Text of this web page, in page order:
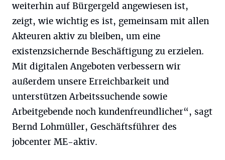
weiterhin auf Bürgergeld angewiesen ist,
zeigt, wie wichtig es ist, gemeinsam mit allen
Akteuren aktiv zu bleiben, um eine
existenzsichernde Beschäftigung zu erzielen.
Mit digitalen Angeboten verbessern wir
außerdem unsere Erreichbarkeit und
unterstützen Arbeitssuchende sowie
Arbeitgebende noch kundenfreundlicher“, sagt
Bernd Lohmüller, Geschäftsführer des
jobcenter ME-aktiv.